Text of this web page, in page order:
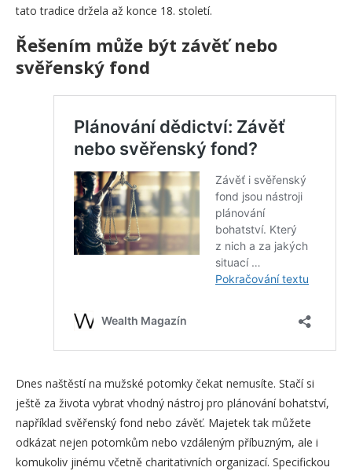
tato tradice držela až konce 18. století.
Řešením může být závěť nebo
svěřenský fond
Dnes naštěstí na mužské potomky čekat nemusíte. Stačí si
ještě za života vybrat vhodný nástroj pro plánování bohatství,
například svěřenský fond nebo závěť. Majetek tak můžete
odkázat nejen potomkům nebo vzdáleným příbuzným, ale i
komukoliv jinému včetně charitativních organizací. Specifickou